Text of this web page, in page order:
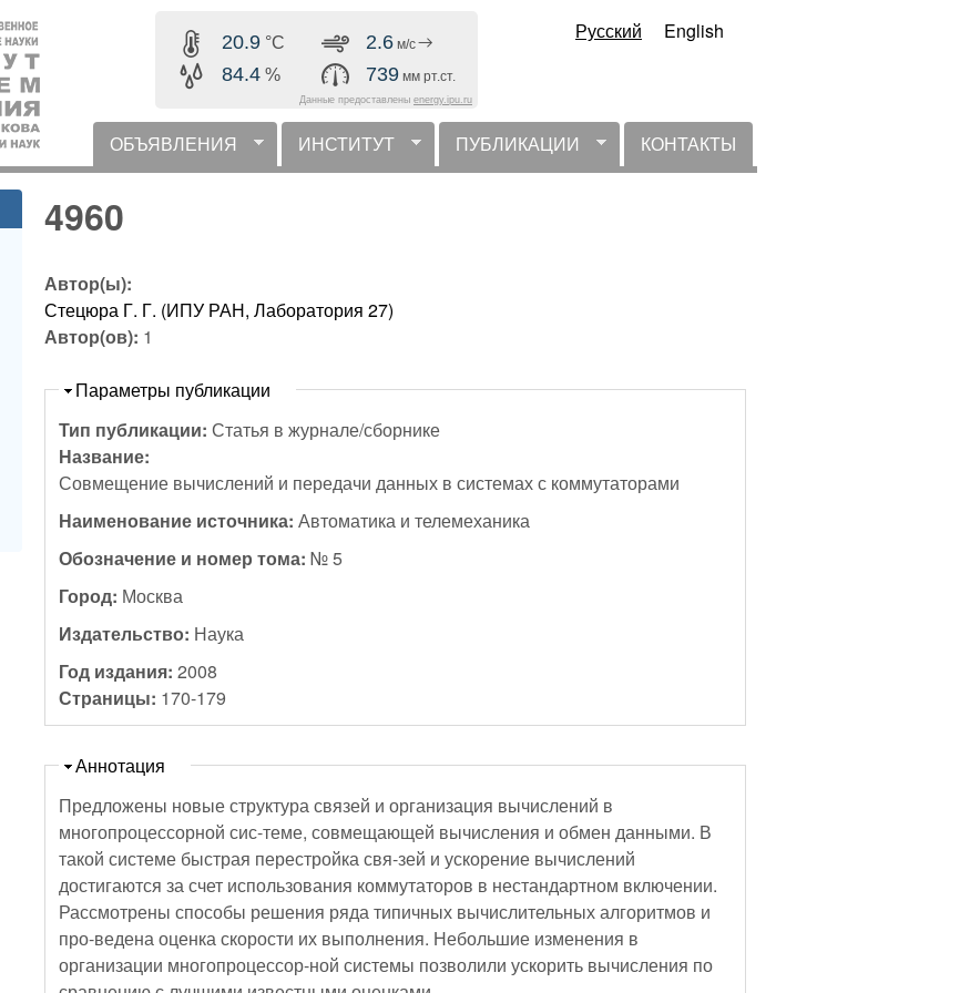
содержанию
20.9 °C
84.4 %
2.6 м/с
739 мм рт.ст.
Данные предоставлены energy.ipu.ru
Русский English
горизонтальное меню
ОБЪЯВЛЕНИЯ ИНСТИТУТ ПУБЛИКАЦИИ КОНТАКТЫ
4960
Автор(ы):
Стецюра Г. Г. (ИПУ РАН, Лаборатория 27)
Автор(ов): 1
Скрыть
Параметры публикации
Тип публикации:Статья в журнале/сборнике
Название:
Совмещение вычислений и передачи данных в системах с коммутаторами
Наименование источника:Автоматика и телемеханика
Обозначение и номер тома:№ 5
Город: Москва
Издательство: Наука
Год издания:2008
Страницы: 170-179
Скрыть
Аннотация
Предложены новые структура связей и организация вычислений в
многопроцессорной сис-теме, совмещающей вычисления и обмен данными. В
такой системе быстрая перестройка свя-зей и ускорение вычислений
достигаются за счет использования коммутаторов в нестандартном включении.
Рассмотрены способы решения ряда типичных вычислительных алгоритмов и
про-ведена оценка скорости их выполнения. Небольшие изменения в
организации многопроцессор-ной системы позволили ускорить вычисления по